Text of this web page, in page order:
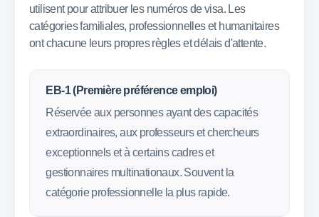
utilisent pour attribuer les numéros de visa. Les
catégories familiales, professionnelles et humanitaires
ont chacune leurs propres règles et délais d'attente.
EB-1 (Première préférence emploi)
Réservée aux personnes ayant des capacités
extraordinaires, aux professeurs et chercheurs
exceptionnels et à certains cadres et
gestionnaires multinationaux. Souvent la
catégorie professionnelle la plus rapide.